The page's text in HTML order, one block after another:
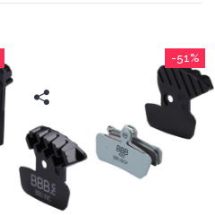
-51%